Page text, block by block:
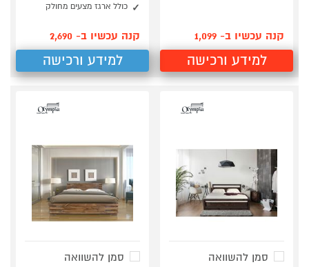
קנה עכשיו ב- 1,099
למידע ורכישה
כולל ארגז מצעים מחולק
קנה עכשיו ב- 2,690
למידע ורכישה
סמן להשוואה
סמן להשוואה